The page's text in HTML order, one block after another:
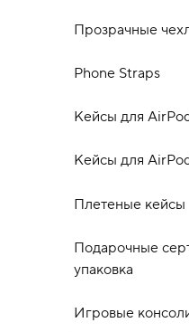
Прозрачные
Phone Straps
Кейсы для
Кейсы для
Плетеные кейсы
Подарочные
упаковка
Игровые